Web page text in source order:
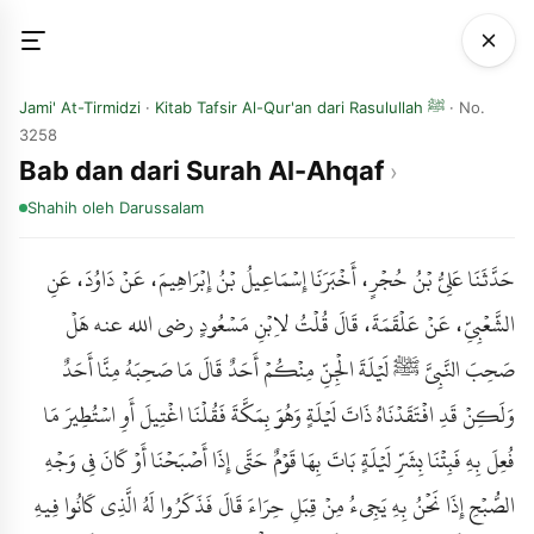
Jami' At-Tirmidzi · Kitab Tafsir Al-Qur'an dari Rasulullah ﷺ · No.
3258
Bab dan dari Surah Al-Ahqaf
Shahih oleh Darussalam
حَدَّثَنَا عَلِيُّ بْنُ حُجْرٍ، أَخْبَرَنَا إِسْمَاعِيلُ بْنُ إِبْرَاهِيمَ، عَنْ دَاوُدَ، عَنِ
الشَّعْبِيِّ، عَنْ عَلْقَمَةَ، قَالَ قُلْتُ لاِبْنِ مَسْعُودٍ رضى الله عنه هَلْ
صَحِبَ النَّبِيَّ ﷺ لَيْلَةَ الْجِنِّ مِنْكُمْ أَحَدٌ قَالَ مَا صَحِبَهُ مِنَّا أَحَدٌ
وَلَكِنْ قَدِ افْتَقَدْنَاهُ ذَاتَ لَيْلَةٍ وَهُوَ بِمَكَّةَ فَقُلْنَا اغْتِيلَ أَوِ اسْتُطِيرَ مَا
فُعِلَ بِهِ فَبِتْنَا بِشَرِّ لَيْلَةٍ بَاتَ بِهَا قَوْمٌ حَتَّى إِذَا أَصْبَحْنَا أَوْ كَانَ فِي وَجْهِ
الصُّبْحِ إِذَا نَحْنُ بِهِ يَجِيءُ مِنْ قِبَلِ حِرَاءَ قَالَ فَذَكَرُوا لَهُ الَّذِي كَانُوا فِيهِ